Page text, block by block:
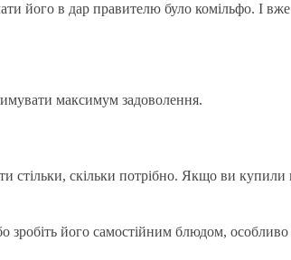
його в дар правителю було комільфо. І
максимум задоволення.
стільки, скільки потрібно. Якщо ви
зробіть його самостійним блюдом,